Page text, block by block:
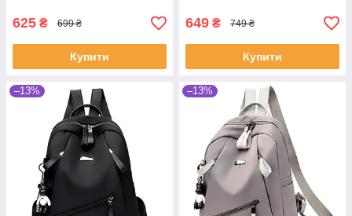
625 ₴ 699 ₴
Купити
649 ₴ 749 ₴
Купити
–13% –13%